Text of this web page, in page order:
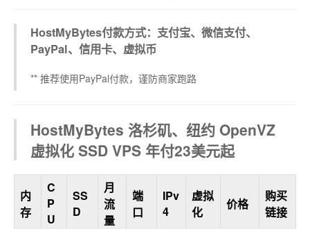
HostMyBytes付款方式：支付宝、微信支付、
PayPal、信用卡、虚拟币
** 推荐使用PayPal付款，谨防商家跑路
HostMyBytes 洛杉矶、纽约 OpenVZ
虚拟化 SSD VPS 年付23美元起
内
存
C
P
U
SS
D
月
流
量
端
口
IPv
4
虚拟
化
价格
购买
链接